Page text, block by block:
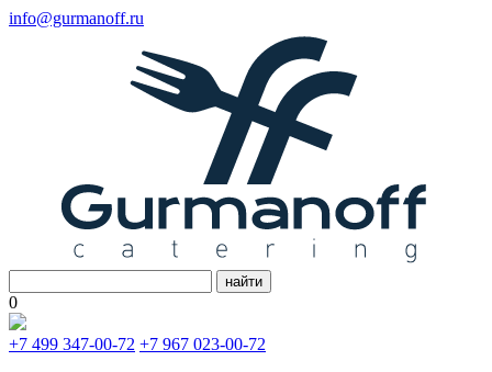
info@gurmanoff.ru
найти
0
+7 499 347-00-72 +7 967 023-00-72